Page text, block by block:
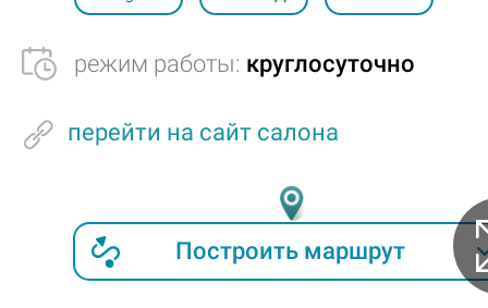
режим работы: круглосуточно
перейти на сайт салона
Построить маршрут